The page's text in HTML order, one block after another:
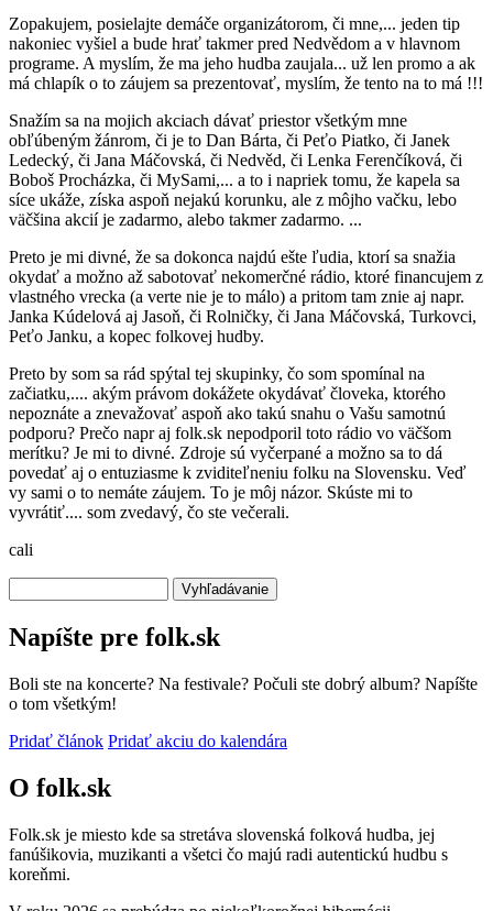
Zopakujem, posielajte demáče organizátorom, či mne,... jeden tip
nakoniec vyšiel a bude hrať takmer pred Nedvědom a v hlavnom
programe. A myslím, že ma jeho hudba zaujala... už len promo a ak
má chlapík o to záujem sa prezentovať, myslím, že tento na to má !!!
Snažím sa na mojich akciach dávať priestor všetkým mne
obľúbeným žánrom, či je to Dan Bárta, či Peťo Piatko, či Janek
Ledecký, či Jana Máčovská, či Nedvěd, či Lenka Ferenčíková, či
Boboš Procházka, či MySami,... a to i napriek tomu, že kapela sa
síce ukáže, získa aspoň nejakú korunku, ale z môjho vačku, lebo
väčšina akcií je zadarmo, alebo takmer zadarmo. ...
Preto je mi divné, že sa dokonca najdú ešte ľudia, ktorí sa snažia
okydať a možno až sabotovať nekomerčné rádio, ktoré financujem z
vlastného vrecka (a verte nie je to málo) a pritom tam znie aj napr.
Janka Kúdelová aj Jasoň, či Rolničky, či Jana Máčovská, Turkovci,
Peťo Janku, a kopec folkovej hudby.
Preto by som sa rád spýtal tej skupinky, čo som spomínal na
začiatku,.... akým právom dokážete okydávať človeka, ktorého
nepoznáte a znevažovať aspoň ako takú snahu o Vašu samotnú
podporu? Prečo napr aj folk.sk nepodporil toto rádio vo väčšom
merítku? Je mi to divné. Zdroje sú vyčerpané a možno sa to dá
povedať aj o entuziasme k zviditeľneniu folku na Slovensku. Veď
vy sami o to nemáte záujem. To je môj názor. Skúste mi to
vyvrátiť.... som zvedavý, čo ste večerali.
cali
Napíšte pre folk.sk
Boli ste na koncerte? Na festivale? Počuli ste dobrý album? Napíšte
o tom všetkým!
Pridať článok Pridať akciu do kalendára
O folk.sk
Folk.sk je miesto kde sa stretáva slovenská folková hudba, jej
fanúšikovia, muzikanti a všetci čo majú radi autentickú hudbu s
koreňmi.